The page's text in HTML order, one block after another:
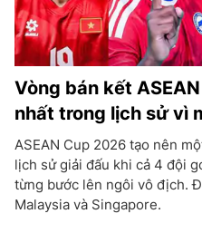
Vòng bán kết
nhất trong lịch sử vì
ASEAN Cup 2026 tạo nên
lịch sử giải đấu khi cả 4 đội
từng bước lên ngôi vô địch.
Malaysia và Singapore.